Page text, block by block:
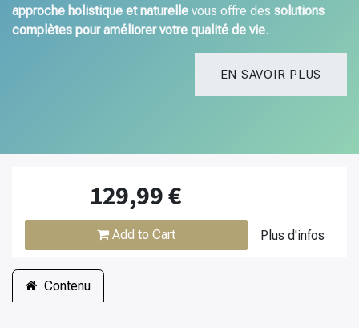
approche holistique et naturelle vous offre des solutions
complètes pour améliorer votre qualité de vie.
EN SAVOIR PLUS
129,99€
Add to Cart Plus d'infos
Contenu